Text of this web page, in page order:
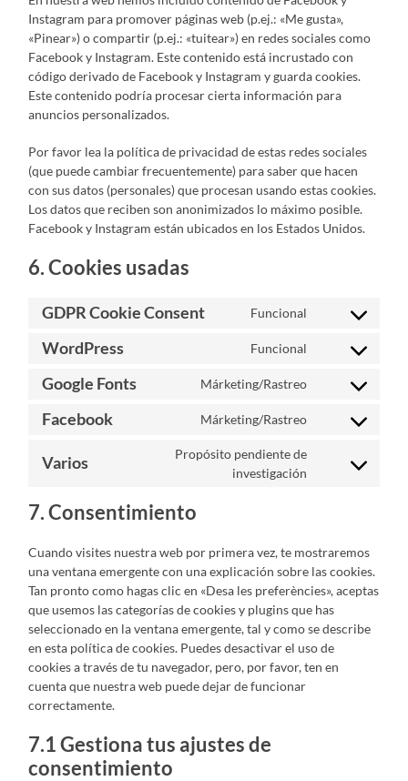
Instagram para promover páginas web (p.ej.: «Me gusta»,
«Pinear») o compartir (p.ej.: «tuitear») en redes sociales como
Facebook y Instagram. Este contenido está incrustado con
código derivado de Facebook y Instagram y guarda cookies.
Este contenido podría procesar cierta información para
anuncios personalizados.
Por favor lea la política de privacidad de estas redes sociales
(que puede cambiar frecuentemente) para saber que hacen
con sus datos (personales) que procesan usando estas cookies.
Los datos que reciben son anonimizados lo máximo posible.
Facebook y Instagram están ubicados en los Estados Unidos.
6. Cookies usadas
GDPR Cookie Consent Funcional
Consent
service
cookie-
consent
WordPress Funcional
Consent
service
Google Fonts Márketing/Rastreo
Consent
service
Facebook Márketing/Rastreo
Consent
facebook
Varios
Propósito pendiente de
investigación
Consent
7. Consentimiento
Cuando visites nuestra web por primera vez, te mostraremos
una ventana emergente con una explicación sobre las cookies.
Tan pronto como hagas clic en «Desa les preferències», aceptas
que usemos las categorías de cookies y plugins que has
seleccionado en la ventana emergente, tal y como se describe
en esta política de cookies. Puedes desactivar el uso de
cookies a través de tu navegador, pero, por favor, ten en
cuenta que nuestra web puede dejar de funcionar
correctamente.
7.1 Gestiona tus ajustes de
consentimiento